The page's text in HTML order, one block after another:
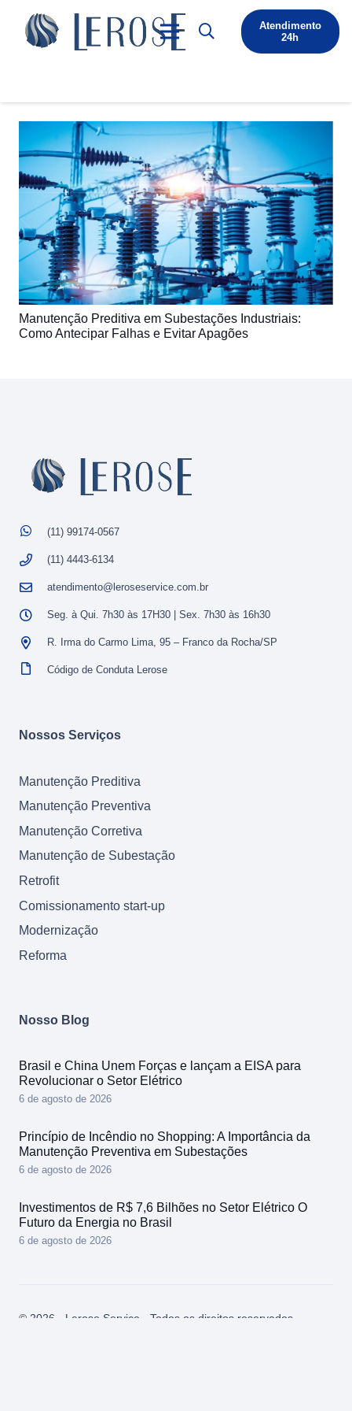
Atendimento
24h
Manutenção Preditiva em Subestações Industriais:
Como Antecipar Falhas e Evitar Apagões
(11) 99174-0567
(11) 4443-6134
atendimento@leroseservice.com.br
Seg. à Qui. 7h30 às 17H30 | Sex. 7h30 às 16h30
R. Irma do Carmo Lima, 95 – Franco da Rocha/SP
Código de Conduta Lerose
Nossos Serviços
Manutenção Preditiva
Manutenção Preventiva
Manutenção Corretiva
Manutenção de Subestação
Retrofit
Comissionamento start-up
Modernização
Reforma
Nosso Blog
Brasil e China Unem Forças e lançam a EISA para
Revolucionar o Setor Elétrico
6 de agosto de 2026
Princípio de Incêndio no Shopping: A Importância da
Manutenção Preventiva em Subestações
6 de agosto de 2026
Investimentos de R$ 7,6 Bilhões no Setor Elétrico O
Futuro da Energia no Brasil
6 de agosto de 2026
© 2026 - Lerose Service - Todos os direitos reservados